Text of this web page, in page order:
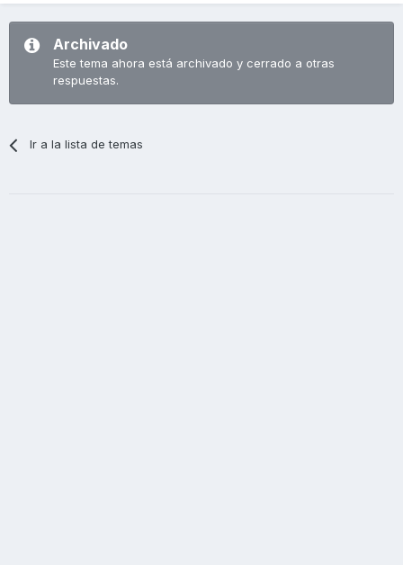
Archivado
Este tema ahora está archivado y cerrado a otras
respuestas.
Ir a la lista de temas